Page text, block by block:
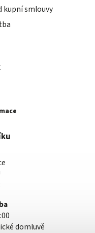
kupní smlouvy
domluvě